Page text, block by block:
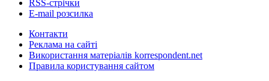
RSS-стрічки
E-mail розсилка
Контакти
Реклама на сайті
Використання матеріалів korrespondent.net
Правила користування сайтом